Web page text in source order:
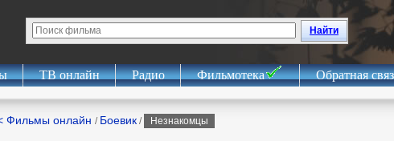
Найти
ТВ онлайн Радио Фильмотека Обратная
Фильмы онлайн / Боевик / Незнакомцы